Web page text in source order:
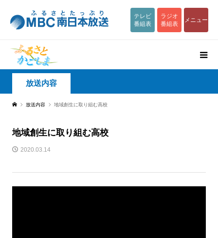
テレビ
番組表
ラジオ
番組表
メニュー
放送内容
放送内容 地域創生に取り組む高校
地域創生に取り組む高校
2020.03.14